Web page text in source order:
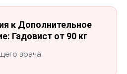
к Дополнительное
Гадовист от 90 кг
врача